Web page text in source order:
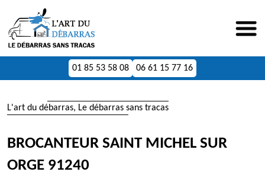
01 85 53 58 08 06 61 15 77 16
L'art du débarras, Le débarras sans tracas
BROCANTEUR SAINT MICHEL SUR
ORGE 91240